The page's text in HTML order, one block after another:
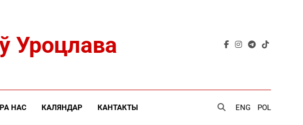
Уроцлава
ENG POL
НАС КАЛЯНДАР КАНТАКТЫ